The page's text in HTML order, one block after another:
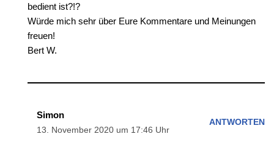
bedient ist?!?
Würde mich sehr über Eure Kommentare und Meinungen
freuen!
Bert W.
Simon
13. November 2020 um 17:46 Uhr
ANTWORTEN